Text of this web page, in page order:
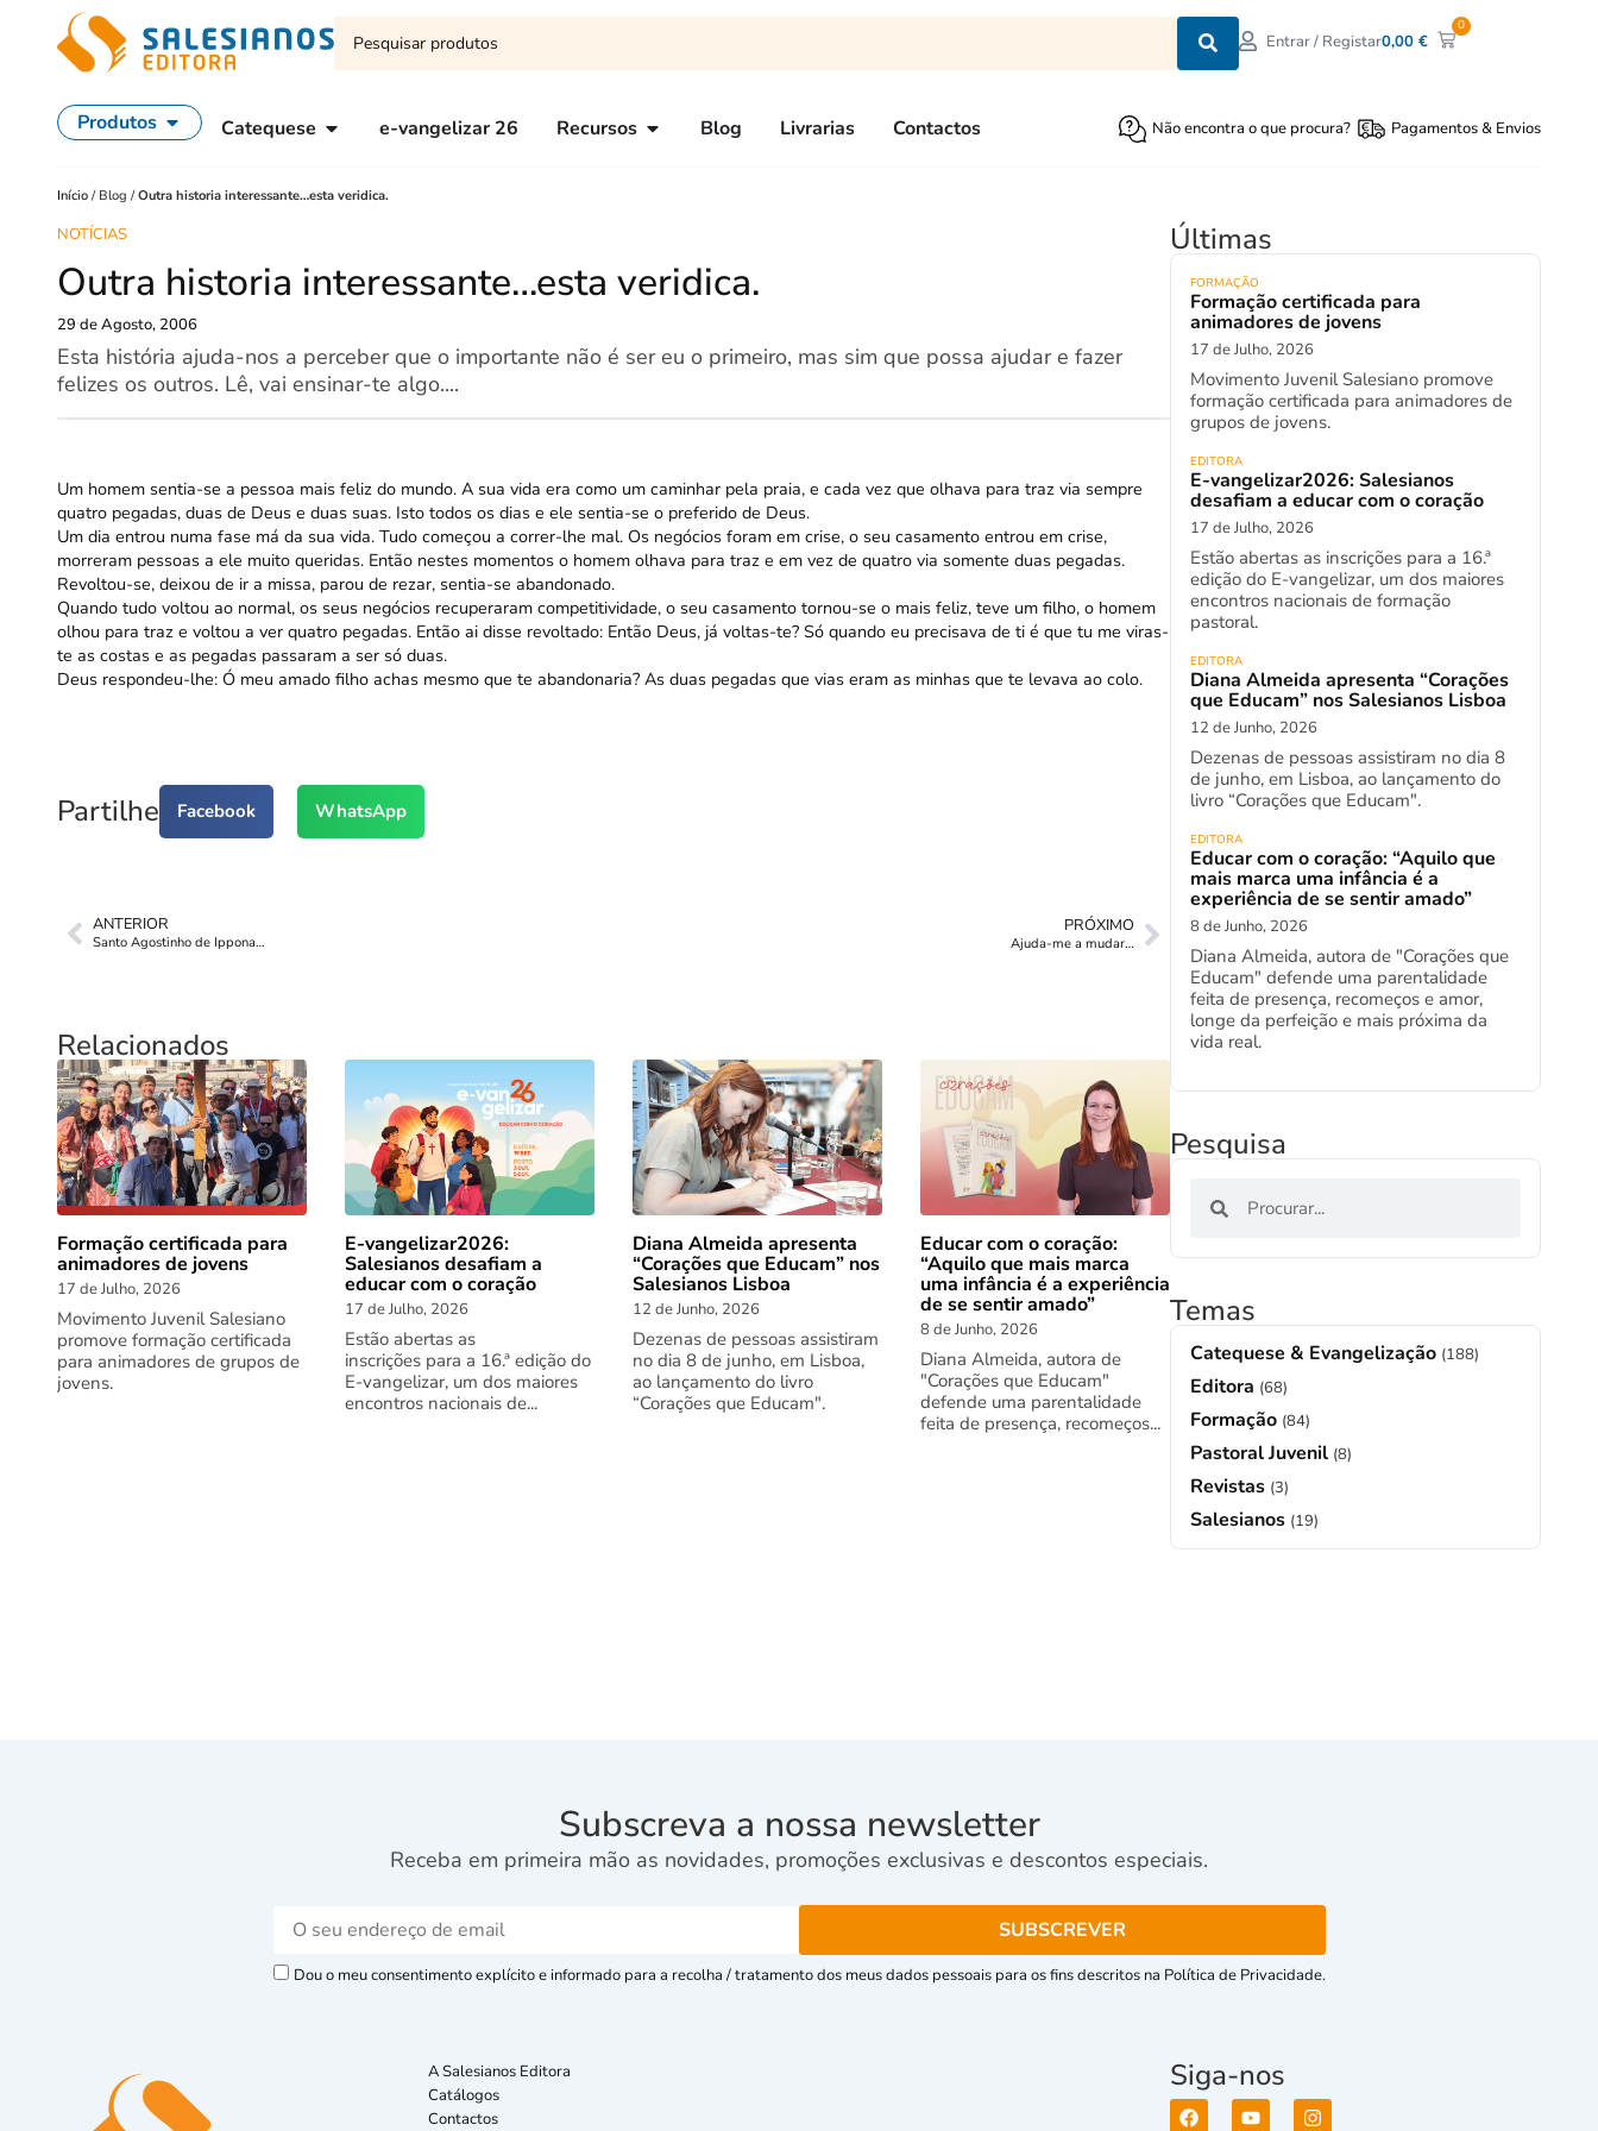
Entrar / Registar0,00€
0
Produtos Catequese e-vangelizar 26 Recursos Blog Livrarias Contactos Não encontra o que procura? Pagamentos & Envios
Início / Blog /Outra historia interessante…esta veridica.
NOTÍCIAS
Outra historia interessante…esta veridica.
29 de Agosto, 2006
Esta história ajuda-nos a perceber que o importante não é ser eu o primeiro, mas sim que possa ajudar e fazer
felizes os outros. Lê, vai ensinar-te algo....
Um homem sentia-se a pessoa mais feliz do mundo. A sua vida era como um caminhar pela praia, e cada vez que olhava para traz via sempre
quatro pegadas, duas de Deus e duas suas. Isto todos os dias e ele sentia-se o preferido de Deus.
Um dia entrou numa fase má da sua vida. Tudo começou a correr-lhe mal. Os negócios foram em crise, o seu casamento entrou em crise,
morreram pessoas a ele muito queridas. Então nestes momentos o homem olhava para traz e em vez de quatro via somente duas pegadas.
Revoltou-se, deixou de ir a missa, parou de rezar, sentia-se abandonado.
Quando tudo voltou ao normal, os seus negócios recuperaram competitividade, o seu casamento tornou-se o mais feliz, teve um filho, o homem
olhou para traz e voltou a ver quatro pegadas. Então ai disse revoltado: Então Deus, já voltas-te? Só quando eu precisava de ti é que tu me viras-
te as costas e as pegadas passaram a ser só duas.
Deus respondeu-lhe: Ó meu amado filho achas mesmo que te abandonaria? As duas pegadas que vias eram as minhas que te levava ao colo.
Partilhe Facebook WhatsApp
ANTERIOR
Santo Agostinho de Ippona…
PRÓXIMO
Ajuda-me a mudar…
Relacionados
Formação certificada para
animadores de jovens
17 de Julho, 2026
Movimento Juvenil Salesiano
promove formação certificada
para animadores de grupos de
jovens.
E-vangelizar2026:
Salesianos desafiam a
educar com o coração
17 de Julho, 2026
Estão abertas as
inscrições para a 16.ª edição do
E-vangelizar, um dos maiores
encontros nacionais de...
Diana Almeida apresenta
“Corações que Educam” nos
Salesianos Lisboa
12 de Junho, 2026
Dezenas de pessoas assistiram
no dia 8 de junho, em Lisboa,
ao lançamento do livro
“Corações que Educam".
Educar com o coração:
“Aquilo que mais marca
uma infância é a experiência
de se sentir amado”
8 de Junho, 2026
Diana Almeida, autora de
"Corações que Educam"
defende uma parentalidade
feita de presença, recomeços...
Últimas
FORMAÇÃO
Formação certificada para
animadores de jovens
17 de Julho, 2026
Movimento Juvenil Salesiano promove
formação certificada para animadores de
grupos de jovens.
EDITORA
E-vangelizar2026: Salesianos
desafiam a educar com o coração
17 de Julho, 2026
Estão abertas as inscrições para a 16.ª
edição do E-vangelizar, um dos maiores
encontros nacionais de formação
pastoral.
EDITORA
Diana Almeida apresenta “Corações
que Educam” nos Salesianos Lisboa
12 de Junho, 2026
Dezenas de pessoas assistiram no dia 8
de junho, em Lisboa, ao lançamento do
livro “Corações que Educam".
EDITORA
Educar com o coração: “Aquilo que
mais marca uma infância é a
experiência de se sentir amado”
8 de Junho, 2026
Diana Almeida, autora de "Corações que
Educam" defende uma parentalidade
feita de presença, recomeços e amor,
longe da perfeição e mais próxima da
vida real.
Pesquisa
Temas
Catequese & Evangelização (188)
Editora (68)
Formação (84)
Pastoral Juvenil (8)
Revistas (3)
Salesianos (19)
Subscreva a nossa newsletter
Receba em primeira mão as novidades, promoções exclusivas e descontos especiais.
Dou o meu consentimento explícito e informado para a recolha / tratamento dos meus dados pessoais para os fins descritos na Política de Privacidade.
A Salesianos Editora
Catálogos
Contactos
Siga-nos